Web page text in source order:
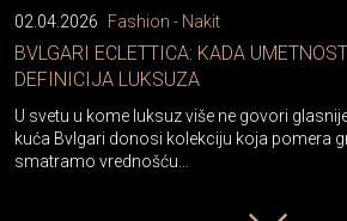
02.04.2026 Fashion - Nakit
BVLGARI ECLETTICA: KADA
DEFINICIJA LUKSUZA
U svetu u kome luksuz više ne govori
kuća Bvlgari donosi kolekciju koja pomera
smatramo vrednošću…